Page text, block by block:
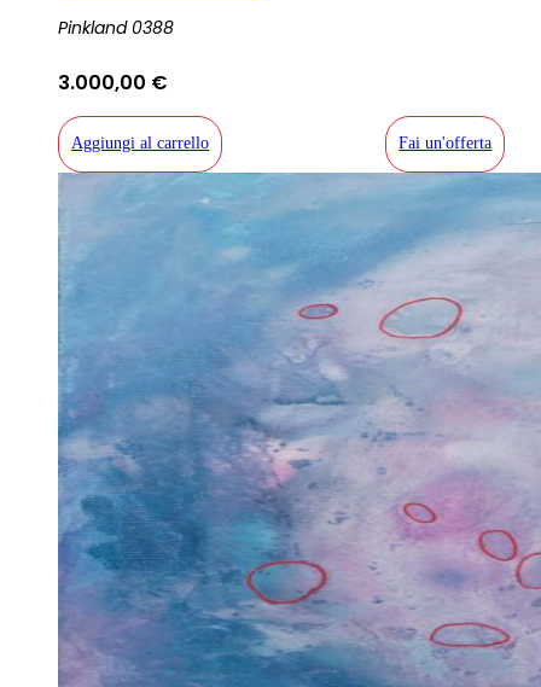
Pinkland 0388
3.000,00 €
Aggiungi al carrello Fai un'offerta